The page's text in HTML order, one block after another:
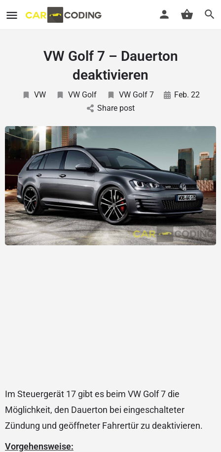
VW Golf 7 – Dauerton
deaktivieren
VW VW Golf VW Golf 7
Feb. 22
Share post
Im Steuergerät 17 gibt es beim VW Golf 7 die
Möglichkeit, den Dauerton bei eingeschalteter
Zündung und geöffneter Fahrertür zu deaktivieren.
Vorgehensweise: